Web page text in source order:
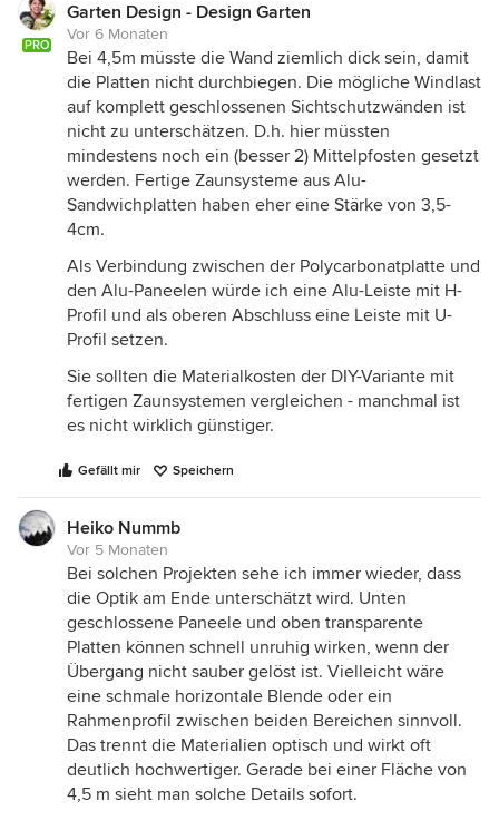
PRO
Garten Design - Design Garten
Vor 6 Monaten
Bei 4,5m müsste die Wand ziemlich dick sein, damit
die Platten nicht durchbiegen. Die mögliche Windlast
auf komplett geschlossenen Sichtschutzwänden ist
nicht zu unterschätzen. D.h. hier müssten
mindestens noch ein (besser 2) Mittelpfosten gesetzt
werden. Fertige Zaunsysteme aus Alu-
Sandwichplatten haben eher eine Stärke von 3,5-
4cm.
Als Verbindung zwischen der Polycarbonatplatte und
den Alu-Paneelen würde ich eine Alu-Leiste mit H-
Profil und als oberen Abschluss eine Leiste mit U-
Profil setzen.
Sie sollten die Materialkosten der DIY-Variante mit
fertigen Zaunsystemen vergleichen - manchmal ist
es nicht wirklich günstiger.
Gefällt mir Speichern
Heiko Nummb
Vor 5 Monaten
Bei solchen Projekten sehe ich immer wieder, dass
die Optik am Ende unterschätzt wird. Unten
geschlossene Paneele und oben transparente
Platten können schnell unruhig wirken, wenn der
Übergang nicht sauber gelöst ist. Vielleicht wäre
eine schmale horizontale Blende oder ein
Rahmenprofil zwischen beiden Bereichen sinnvoll.
Das trennt die Materialien optisch und wirkt oft
deutlich hochwertiger. Gerade bei einer Fläche von
4,5 m sieht man solche Details sofort.